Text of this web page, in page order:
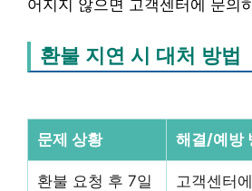
어지지 않으면 고객센터에 문의
환불 지연 시 대처 방법
문제 상황 해결/예방
환불 요청 후 7일
고객센터